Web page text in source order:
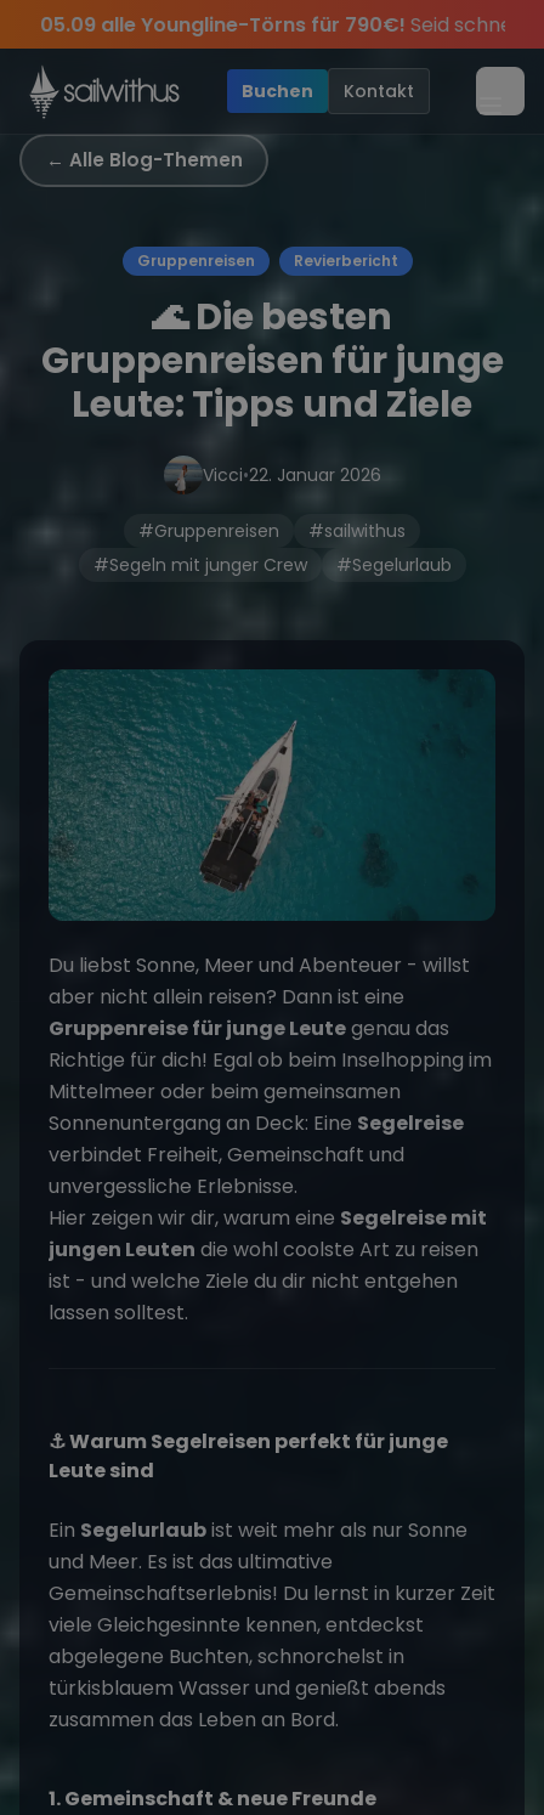
Skip to content
790€!Seid schnell und sichert euch die letzten
Sichere Dir jetztDein Meilenbuch und Deine
Angebote mehr Sowie20€ Rabatt auf deinen ersten
Season Closing Party 2026!Die Saison war
Buchen Kontakt
← Alle Blog-Themen
Gruppenreisen Revierbericht
🌊 Die besten
Gruppenreisen für junge
Leute: Tipps und Ziele
Vicci•22. Januar 2026
#Gruppenreisen
#sailwithus
#Segeln mit junger Crew
#Segelurlaub
Du liebst Sonne, Meer und Abenteuer - willst
aber nicht allein reisen? Dann ist eine
Gruppenreise für junge Leutegenau das
Richtige für dich! Egal ob beim Inselhopping im
Mittelmeer oder beim gemeinsamen
Sonnenuntergang an Deck: Eine Segelreise
verbindet Freiheit, Gemeinschaft und
unvergessliche Erlebnisse.
Hier zeigen wir dir, warum eine Segelreise mit
jungen Leuten die wohl coolste Art zu reisen
ist - und welche Ziele du dir nicht entgehen
lassen solltest.
⚓ Warum Segelreisen perfekt für junge
Leute sind
Ein Segelurlaubist weit mehr als nur Sonne
und Meer. Es ist das ultimative
Gemeinschaftserlebnis! Du lernst in kurzer Zeit
viele Gleichgesinnte kennen, entdeckst
abgelegene Buchten, schnorchelst in
türkisblauem Wasser und genießt abends
zusammen das Leben an Bord.
1. Gemeinschaft & neue Freunde